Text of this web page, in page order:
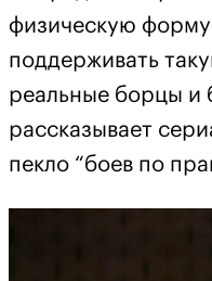
физическую
поддерживать
реальные борцы и
рассказывает
пекло “боев по